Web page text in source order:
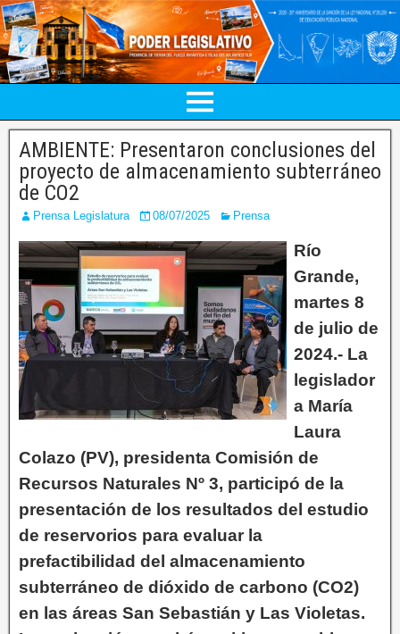
AMBIENTE: Presentaron conclusiones del
proyecto de almacenamiento subterráneo
de CO2
Prensa Legislatura 08/07/2025 Prensa
Río
Grande,
martes 8
de julio de
2024.- La
legislador
a María
Laura
Colazo (PV), presidenta Comisión de
Recursos Naturales Nº 3, participó de la
presentación de los resultados del estudio
de reservorios para evaluar la
prefactibilidad del almacenamiento
subterráneo de dióxido de carbono (CO2)
en las áreas San Sebastián y Las Violetas.